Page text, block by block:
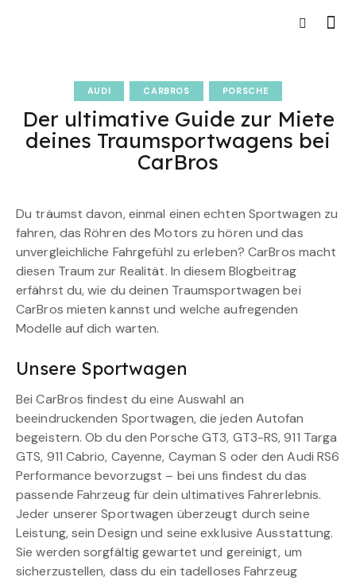
AUDI CARBROS PORSCHE
Der ultimative Guide zur Miete
deines Traumsportwagens bei
CarBros
Du träumst davon, einmal einen echten Sportwagen zu
fahren, das Röhren des Motors zu hören und das
unvergleichliche Fahrgefühl zu erleben? CarBros macht
diesen Traum zur Realität. In diesem Blogbeitrag
erfährst du, wie du deinen Traumsportwagen bei
CarBros mieten kannst und welche aufregenden
Modelle auf dich warten.
Unsere Sportwagen
Bei CarBros findest du eine Auswahl an
beeindruckenden Sportwagen, die jeden Autofan
begeistern. Ob du den Porsche GT3, GT3-RS, 911 Targa
GTS, 911 Cabrio, Cayenne, Cayman S oder den Audi RS6
Performance bevorzugst – bei uns findest du das
passende Fahrzeug für dein ultimatives Fahrerlebnis.
Jeder unserer Sportwagen überzeugt durch seine
Leistung, sein Design und seine exklusive Ausstattung.
Sie werden sorgfältig gewartet und gereinigt, um
sicherzustellen, dass du ein tadelloses Fahrzeug